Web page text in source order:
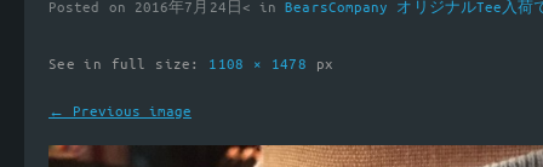
Posted on 2016年7月24日< inBearsCompany オリジナルTee入荷
See in full size: 1108 × 1478 px
← Previous image